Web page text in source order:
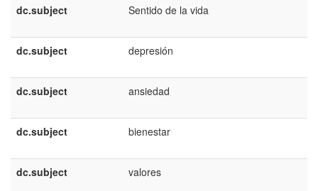
dc.subject
Sentido de la vida
dc.subject depresión
dc.subject ansiedad
dc.subject bienestar
dc.subject valores